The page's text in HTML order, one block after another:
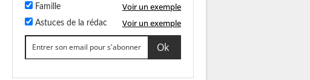
Famille Voir un exemple
Astuces de la rédac Voir un exemple